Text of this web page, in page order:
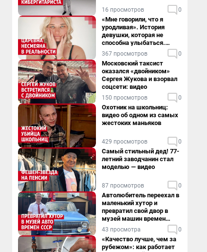
16 просмотров 0
«Мне говорили, что я
уродливая». История
девушки, которая не
способна улыбаться.
Видео
367 просмотров 0
Московский таксист
оказался «двойником»
Сергея Жукова и взорвал
соцсети: видео
150 просмотров 0
Охотник на школьниц:
видео об одном из самых
жестоких маньяков
429 просмотров 0
Самый стильный дед! 77-
летний заводчанин стал
моделью — видео
87 просмотров 0
Автолюбитель переехал в
маленький хутор и
превратил свой двор в
музей машин времен
СССР. Видео
43 просмотра 0
«Качество лучше, чем за
рубежом»: как работает